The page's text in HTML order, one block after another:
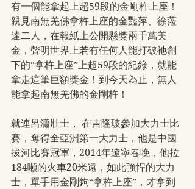
有一個能拿起上超59段的金剛杵上座！
親見南無羌佛拿杵上座的金豔萍、徐蒞
達二人，在報紙上公開懸獎兩千萬美
金，聲明世界上若有任何人能打破祂創
下的“拿杵上座”上超59段的紀錄，就能
拿走這筆巨額獎金！到今天為止，無人
能拿起南無羌佛的金剛杵！
就連呂瀟壯士， 在吉隆玻參加大力士比
賽，奪得全亞洲第一大力士，他是中國
拔河比賽冠軍，2014年遼寧春晚，他拉
184噸的火車20米遠，如此強悍的大力
士，單手用金剛鉤“拿杵上座”，才拿到